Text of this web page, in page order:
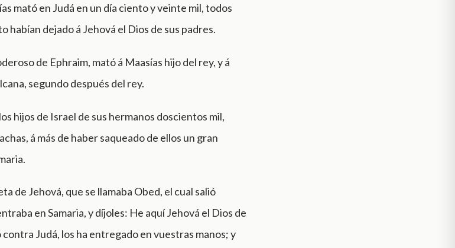
mató en Judá en un día ciento y veinte mil, todos
habían dejado á Jehová el Dios de sus padres.
de Ephraim, mató á Maasías hijo del rey, y á
segundo después del rey.
hijos de Israel de sus hermanos doscientos mil,
á más de haber saqueado de ellos un gran
de Jehová, que se llamaba Obed, el cual salió
en Samaria, y díjoles: He aquí Jehová el Dios de
Judá, los ha entregado en vuestras manos; y